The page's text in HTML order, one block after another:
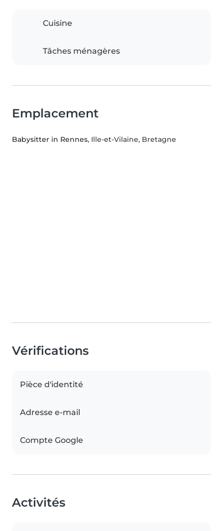
Cuisine
Tâches ménagères
Emplacement
Babysitter in Rennes, Ille-et-Vilaine, Bretagne
Vérifications
Pièce d'identité
Adresse e-mail
Compte Google
Activités